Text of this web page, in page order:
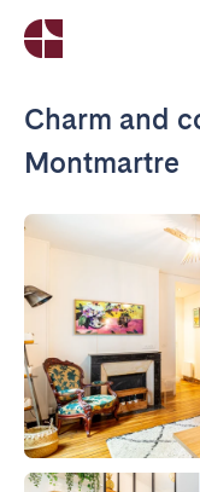
Charm and
Montmartre